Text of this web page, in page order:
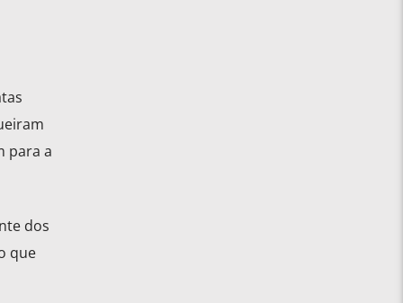
para a
dos
que